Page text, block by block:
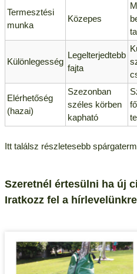
Termesztési
munka
Közepes
Különlegesség
Legelterjedtebb
fajta
Elérhetőség
(hazai)
Szezonban
széles körben
kapható
Itt találsz részletesebb
Szeretnél értesülni ha új
Iratkozz fel a